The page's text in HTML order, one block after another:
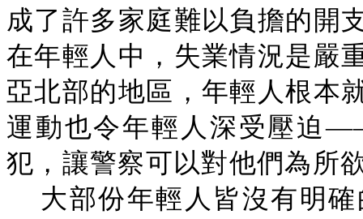
成了許多家庭難以負擔的開
在年輕人中，失業情況是嚴
亞北部的地區，年輕人根本
運動也令年輕人深受壓迫
犯，讓警察可以對他們為所
大部份年輕人皆沒有明